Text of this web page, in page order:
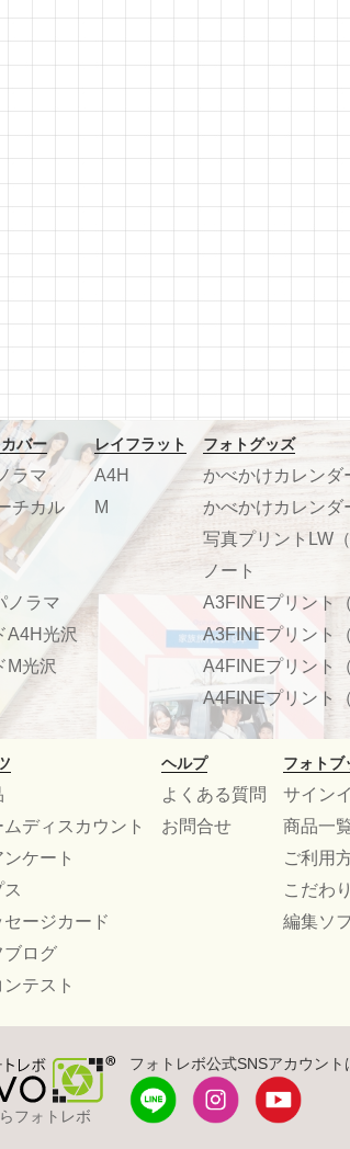
バー
ラマ
チカル
ノラマ
A4H光沢
M光沢
レイフラット
A4H
M
フォトグッズ
かべかけカレンダ
かべかけカレンダ
写真プリントLW
ノート
A3FINEプリント（
A3FINEプリント（
A4FINEプリント（
A4FINEプリント（
ディスカウント
ケート
ージカード
ブログ
テスト
ヘルプ
よくある質問
お問合せ
フォトブ
サイン
商品一
ご利用
こだわ
編集ソ
フォトレボ
フォトレボ公式SNSアカウント